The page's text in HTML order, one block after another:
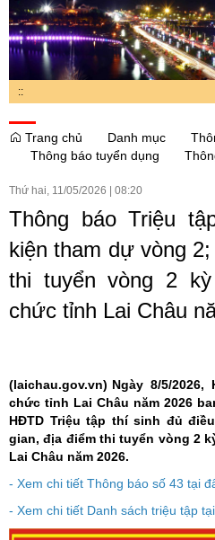
::
Trang chủ
Danh mục
Thông báo tuyển dụng
Thứ hai, 11/05/2026 08:20
Thông báo Triệu
kiện tham dự vòng
thi tuyển vòng 2
chức tỉnh Lai Châu
(laichau.gov.vn) Ngày 8/5/
chức tỉnh Lai Châu năm 2026
HĐTD Triệu tập thí sinh đủ
gian, địa điểm thi tuyển vòng 2
Lai Châu năm 2026.
- Xem chi tiết Thông báo số 43 tại
- Xem chi tiết Danh sách triệu tập tại